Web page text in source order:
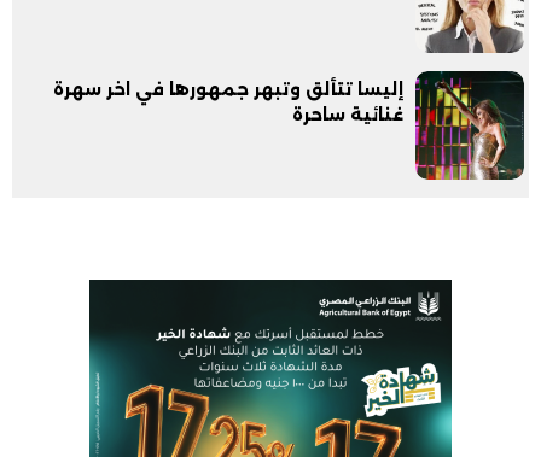
إليسا تتألق وتبهر جمهورها في اخر سهرة
غنائية ساحرة